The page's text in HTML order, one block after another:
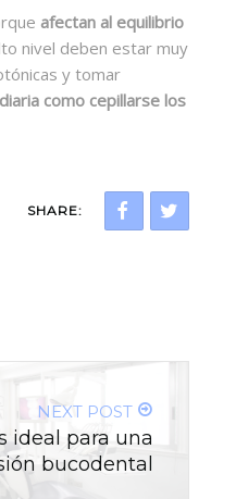
afectan al equilibrio
nivel deben estar muy
y tomar
como cepillarse los
SHARE:
NEXT POST
ideal para una
bucodental